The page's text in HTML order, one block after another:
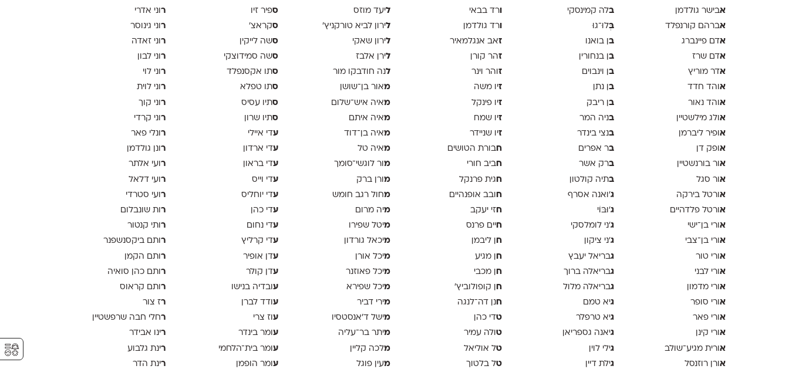
אבישר גולדמן
אברהם קורנפלד
אדם פיינברג
אדם שרז
אדר מוריץ
אוהד חדד
אוהד נאור
אולג מילשטיין
אופיר ליברמן
אופק דן
אור בורנשטיין
אור סגל
אורטל בירקה
אורטל פלדהיים
אורי בן־ישי
אורי בן־צבי
אורי טור
אורי לבני
אורי מדמון
אורי סופר
אורי פאר
אורי קינן
אורית מגיע־שולב
אורן רוזנסל
בלה קמינסקי
בְּלוּ־גוּ
ב ן בואנו
ב ן בנחורין
ב ן וינבוים
ב ן נתן
ב ן ריבק
בניה המר
בנצי בינדר
בר אפרים
ברק אשר
בתיה קולטון
ג'ואנה אסרף
ג'וּבּוֹי
ג׳ני לומלסקי
ג׳ני ציקון
גבריאל יעבץ
גבריאלה ברוך
גבריאלה מלול
גיא טמם
גיא טרפלר
גיאנה גספריאן
גילי לוין
גילת דיין
ורד בבאי
ורד גולדמן
זאב אנגלמאיר
זהר קורן
זוהר וינר
זיו משה
זיו פינקל
זיו שמח
זיו שניידר
חבורת הטושים
חביב חורי
חגית פרנקל
ח ובב אופנהיים
ח זי יעקב
חיים פרנס
ח ן ליבמן
ח ן מגיע
ח ן מכבי
ח ן קופולוביץ'
חנן דה־לנגה
טדי כהן
טולה עמיר
טל אוליאל
טל בלטוך
ליעד מוזס
לירון לביא טורקניץ׳
לירון שאקי
לירן אלבז
לנה חודבקו מור
מאור בן־שושן
מאיה איש־שלום
מאיה איתם
מאיה בן־דוד
מאיה טל
מ ור לוגשי־סומך
מ ורן ברק
מחול רגב חומש
מיה מרום
מיטל שפירו
מיכאל גורדון
מיכל אורן
מיכל פאוזנר
מיכל שפירא
מירי דביר
מישל ד׳אנסטסיו
מיתר בר־עליה
מלכה קליין
מעין פוגל
ספיר זיו
סקראצ׳
סשה לייקין
סשה סמידוצקי
סתו אקסנפלד
סתו טפלא
סתיו עסיס
סתיו שרון
עדי איילי
עדי ארדון
עדי בראון
עדי וייס
עדי יוחליס
עדי כהן
עדי נחום
עדי קרליץ
עדן אופיר
עדן קולר
ע ובדיה בנישו
ע ודד לברן
ע וז צרי
ע ומר בינדר
ע ומר בית־הלחמי
ע ומר הופמן
רוני אדרי
רוני גינוסר
רוני זאדה
רוני לבון
רוני לוי
רוני לוית
רוני קוך
רוני קרדי
רונלי פאר
רונן גולדמן
רועי אלתר
רועי דלאל
רועי סטרדי
רות שונבלום
רותי קנטור
רותם ביקסנשפנר
רותם הקמן
רותם כהן סואיה
רותם קראוס
רז צור
רחלי חבה שרפשטיין
רינו אבידר
רינת גלבוע
רינת הדר
⚥︎